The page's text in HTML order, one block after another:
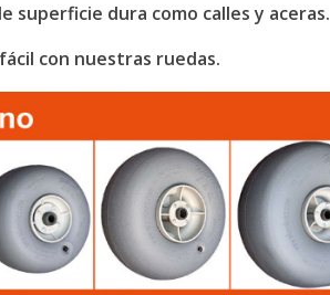
superficie dura como calles y aceras.
con nuestras ruedas.